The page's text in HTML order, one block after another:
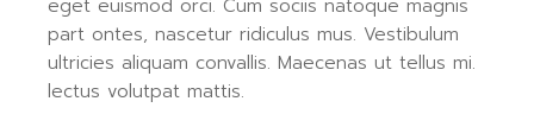
eget euismod orci. Cum sociis natoque magnis
part ontes, nascetur ridiculus mus. Vestibulum
ultricies aliquam convallis. Maecenas ut tellus mi.
lectus volutpat mattis.